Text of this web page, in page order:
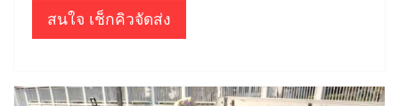
สนใจ เช็กคิวจัดส่ง